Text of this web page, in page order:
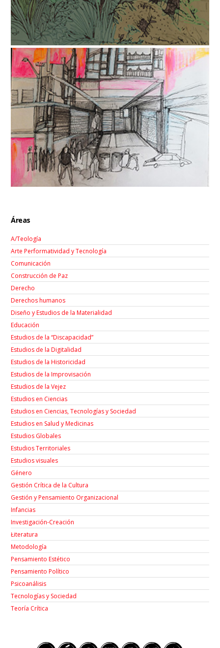
Áreas
A/Teología
Arte Performatividad y Tecnología
Comunicación
Construcción de Paz
Derecho
Derechos humanos
Diseño y Estudios de la Materialidad
Educación
Estudios de la “Discapacidad”
Estudios de la Digitalidad
Estudios de la Historicidad
Estudios de la Improvisación
Estudios de la Vejez
Estudios en Ciencias
Estudios en Ciencias, Tecnologías y Sociedad
Estudios en Salud y Medicinas
Estudios Globales
Estudios Territoriales
Estudios visuales
Género
Gestión Crítica de la Cultura
Gestión y Pensamiento Organizacional
Infancias
Investigación-Creación
Łiteratura
Metodología
Pensamiento Estético
Pensamiento Político
Psicoanálisis
Tecnologías y Sociedad
Teoría Crítica